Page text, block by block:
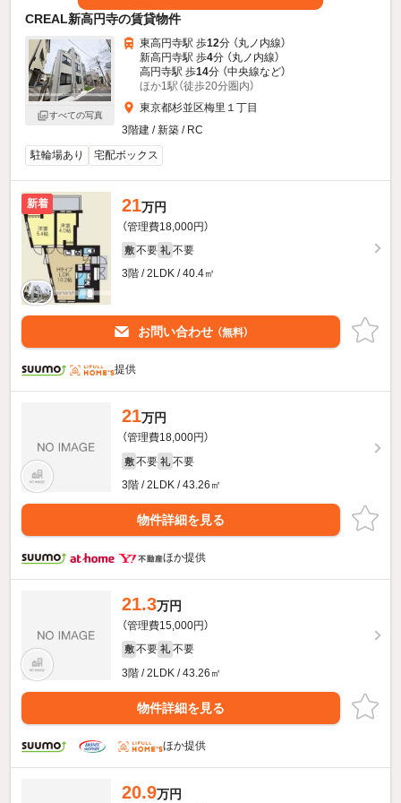
CREAL新高円寺の賃貸物件
すべての写真
東高円寺駅 歩12分 （丸ノ内線）
新高円寺駅 歩4分 （丸ノ内線）
高円寺駅 歩14分 （中央線など）
ほか1駅（徒歩20分圏内）
東京都杉並区梅里１丁目
3階建 / 新築 / RC
駐輪場あり
宅配ボックス
新着 21万円
（管理費18,000円）
敷 不要 礼 不要
3階 / 2LDK / 40.4㎡
お問い合わせ （無料）
提供
21万円
（管理費18,000円）
敷 不要 礼 不要
3階 / 2LDK / 43.26㎡
物件詳細を見る
ほか提供
21.3万円
（管理費15,000円）
敷 不要 礼 不要
3階 / 2LDK / 43.26㎡
物件詳細を見る
ほか提供
20.9万円